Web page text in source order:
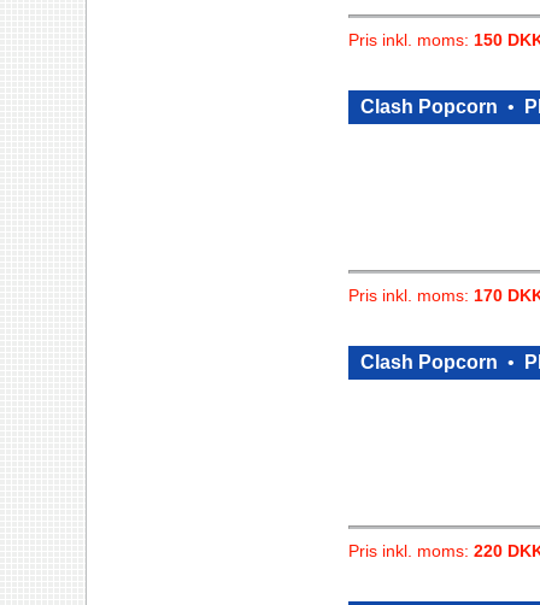
Pris inkl. moms: 150
Clash Popcorn •
Pris inkl. moms: 170
Clash Popcorn •
Pris inkl. moms: 220